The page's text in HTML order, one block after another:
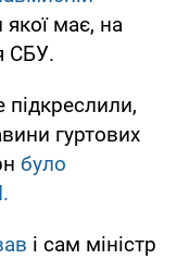
має, на
СБУ.
підкреслили,
гуртових
було
і сам міністр